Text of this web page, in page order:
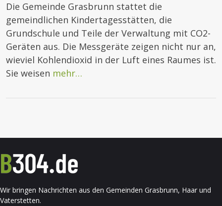
Die Gemeinde Grasbrunn stattet die
gemeindlichen Kindertagesstätten, die
Grundschule und Teile der Verwaltung mit CO2-
Geräten aus. Die Messgeräte zeigen nicht nur an,
wieviel Kohlendioxid in der Luft eines Raumes ist.
Sie weisen mehr…
Wir bringen Nachrichten aus den Gemeinden Grasbrunn, Haar und
Vaterstetten.